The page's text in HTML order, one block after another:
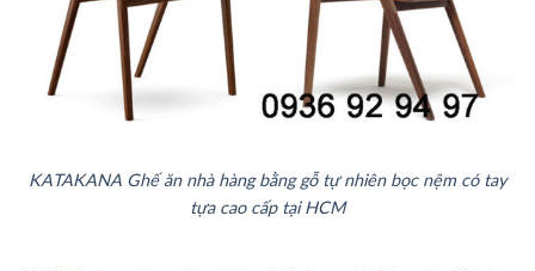
KATAKANA Ghế ăn nhà hàng bằng gỗ tự nhiên bọc nệm có tay
tựa cao cấp tại HCM